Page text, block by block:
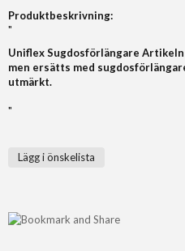
Produktbeskrivning:
"
Uniflex Sugdosförlängare
men ersätts med
utmärkt.
"
Lägg i önskelista